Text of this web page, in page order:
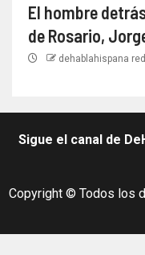
El hombre
de Rosario,
dehablahispana
Sigue el canal de
Copyright © Todos los